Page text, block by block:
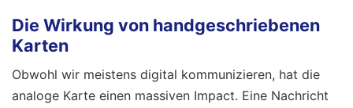
Die Wirkung von handgeschriebenen
Karten
Obwohl wir meistens digital kommunizieren, hat die
analoge Karte einen massiven Impact. Eine Nachricht